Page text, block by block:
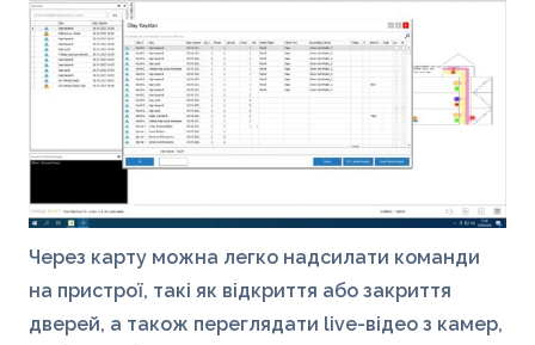
Через карту можна легко надсилати команди
на пристрої, такі як відкриття або закриття
дверей, а також переглядати live-відео з камер,